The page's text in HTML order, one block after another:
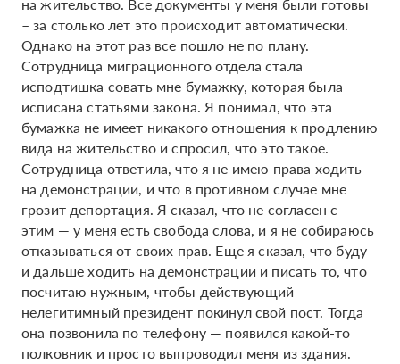
– за столько лет это происходит автоматически.
Однако на этот раз все пошло не по плану.
Сотрудница миграционного отдела стала
исподтишка совать мне бумажку, которая была
исписана статьями закона. Я понимал, что эта
бумажка не имеет никакого отношения к продлению
вида на жительство и спросил, что это такое.
Сотрудница ответила, что я не имею права ходить
на демонстрации, и что в противном случае мне
грозит депортация. Я сказал, что не согласен с
этим — у меня есть свобода слова, и я не собираюсь
отказываться от своих прав. Еще я сказал, что буду
и дальше ходить на демонстрации и писать то, что
посчитаю нужным, чтобы действующий
нелегитимный президент покинул свой пост. Тогда
она позвонила по телефону — появился какой-то
полковник и просто выпроводил меня из здания.